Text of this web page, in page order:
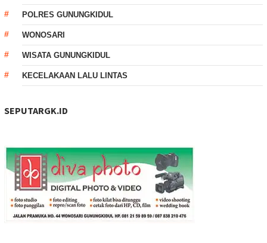
POLRES GUNUNGKIDUL
WONOSARI
WISATA GUNUNGKIDUL
KECELAKAAN LALU LINTAS
SEPUTARGK.ID